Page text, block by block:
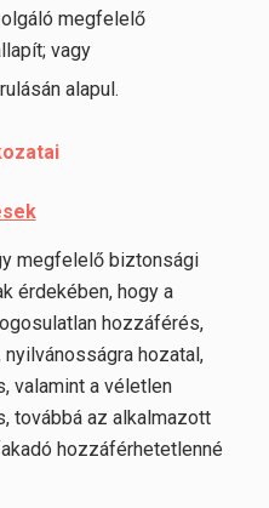
megfelelő
vagy
alapul.
megfelelő biztonsági
érdekében, hogy a
hozzáférés,
hozatal,
valamint a véletlen
továbbá az alkalmazott
hozzáférhetetlenné